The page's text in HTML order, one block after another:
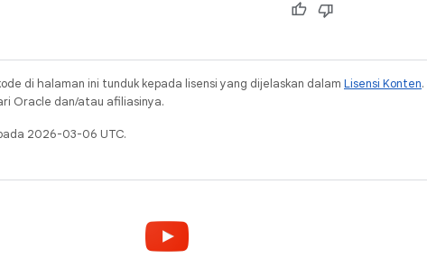
di halaman ini tunduk kepada lisensi yang dijelaskan dalam Lisensi Konten
Oracle dan/atau afiliasinya.
2026-03-06 UTC.